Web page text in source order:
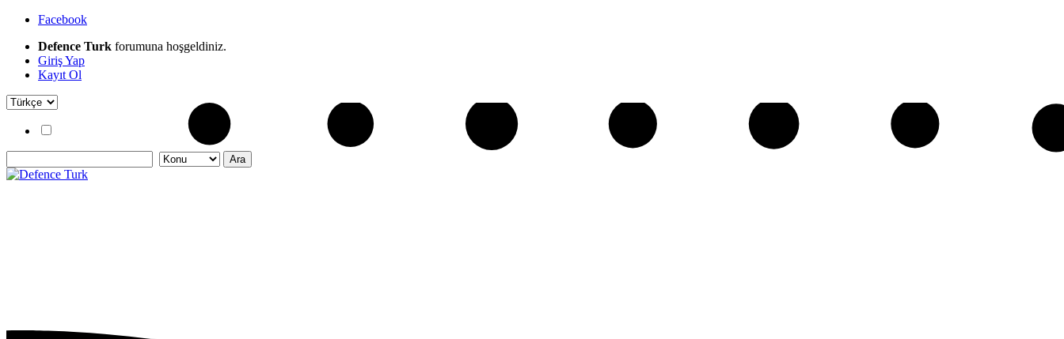
Facebook
Defence Turk forumuna hoşgeldiniz.
Giriş Yap
Kayıt Ol